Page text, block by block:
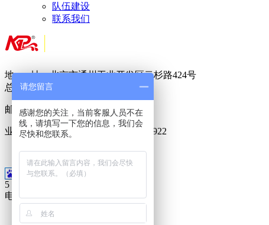
队伍建设
联系我们
地 址：北京市通州工业开发区云杉路424号
总 机：010-
邮 箱：717888288@qq.com
业务专线：400-6023-686 15911099922
18500955188
5
电话
010-8950-5822
请您留言
感谢您的关注，当前客服人员不在
线，请填写一下您的信息，我们会
尽快和您联系。